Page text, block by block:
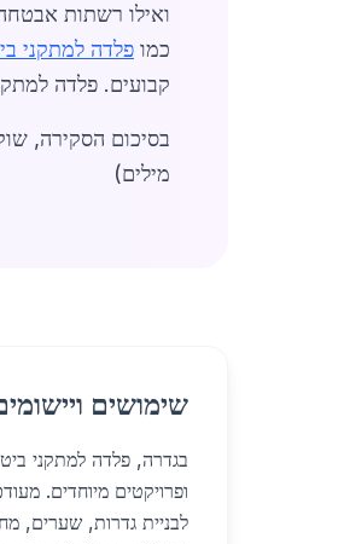
ואילו רשתות אבטחה - 450 שקלים למטר רבוע. ספקים כמו חברות
כמו פלדה למתקני
קבועים. פלדה
בסיכום הסקירה,
מילים)
שימושים
בגדרה, פלדה למתקני
לבניית גדרות, שערים,